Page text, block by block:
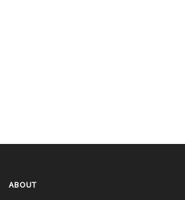
ABOUT